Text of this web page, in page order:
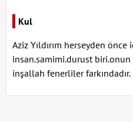
Kul
Aziz Yıldırım herseyden
insan.samimi.durust biri.onun
inşallah fenerliler farkındadır.